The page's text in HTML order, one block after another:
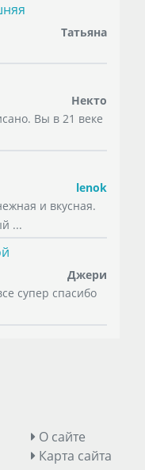
Татьяна
Некто
Вы в 21 веке
lenok
и вкусная.
...
Джери
супер спасибо
О сайте
Карта сайта